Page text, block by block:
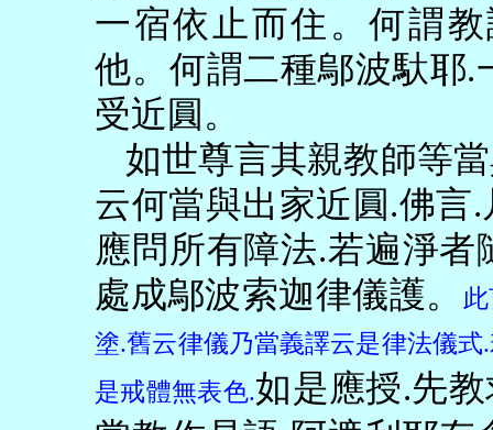
一宿依止而住。何謂
他。何謂二種鄔波馱耶.
受近圓。
如世尊言其親教師等
云何當與出家近圓 .佛言.
應問所有障法.若遍淨者
處成鄔波索迦律儀護。
塗.舊云律儀乃當義譯云是律法儀式.
是戒體無表色.如是應授.先